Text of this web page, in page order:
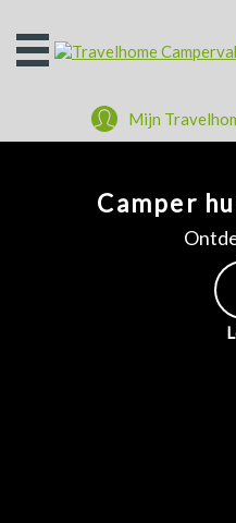
Open
het
Mijn
Camper